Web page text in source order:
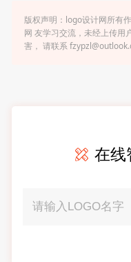
版权声明：logo设计网所有
网 友学习交流，未经上传用
害， 请联系
在线